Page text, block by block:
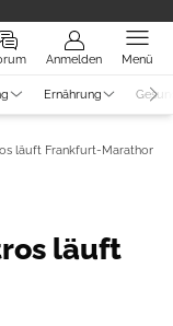
Anmelden Menü
Ernährung
läuft Frankfurt-Marathon
läuft